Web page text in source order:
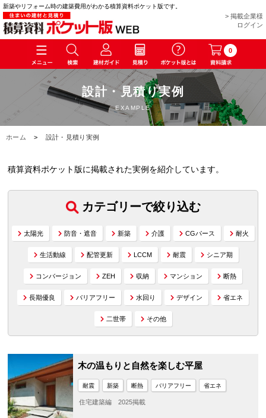
新築やリフォーム時の建築費用がわかる積算資料ポケット版です。
> 掲載企業様
ログイン
0
設計・見積り実例
EXAMPLE
ホーム > 設計・見積り実例
積算資料ポケット版に掲載された実例を紹介しています。
カテゴリーで絞り込む
太陽光 防音・遮音 新築 介護 CGパース 耐火
生活動線 配管更新 LCCM 耐震 シニア期
コンバージョン ZEH 収納 マンション 断熱
長期優良 バリアフリー 水回り デザイン 省エネ
二世帯 その他
木の温もりと自然を楽しむ平屋
耐震 新築 断熱 バリアフリー 省エネ
住宅建築編 2025掲載